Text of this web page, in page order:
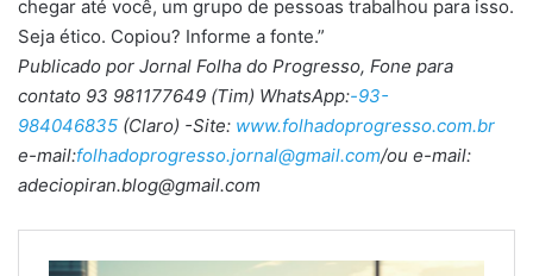
chegar até você, um grupo de pessoas trabalhou para isso.
Seja ético. Copiou? Informe a fonte.”
Publicado por Jornal Folha do Progresso, Fone para
contato 93 981177649 (Tim) WhatsApp:-93-
984046835 (Claro) -Site: www.folhadoprogresso.com.br
e-mail:folhadoprogresso.jornal@gmail.com/ou e-mail:
adeciopiran.blog@gmail.com